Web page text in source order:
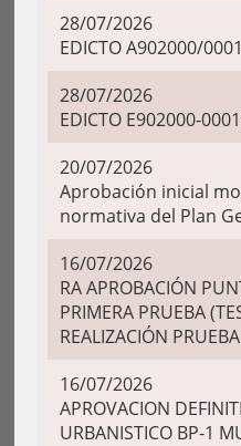
28/07/2026
EDICTO A902000/
28/07/2026
EDICTO E902000-
20/07/2026
Aprobación inicial
normativa del Plan
16/07/2026
RA APROBACIÓN
PRIMERA PRUEBA
REALIZACIÓN
16/07/2026
APROVACION
URBANISTICO BP-1